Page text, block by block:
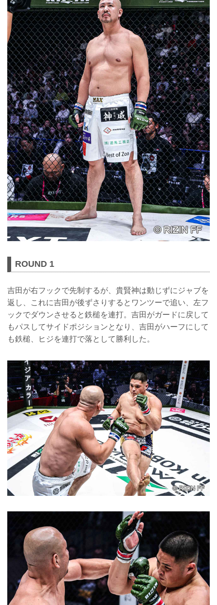
ROUND 1
吉田が右フックで先制するが、貴賢神は動じずにジャブを
返し、これに吉田が後ずさりするとワンツーで追い、左フ
ックでダウンさせると鉄槌を連打。吉田がガードに戻して
もパスしてサイドポジションとなり、吉田がハーフにして
も鉄槌、ヒジを連打で落として勝利した。